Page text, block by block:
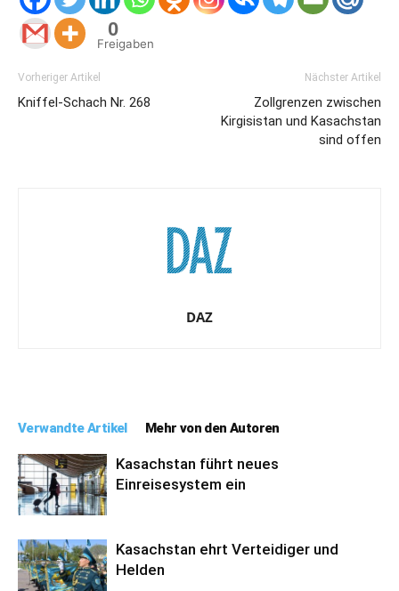
0
Freigaben
Vorheriger Artikel
Kniffel-Schach Nr. 268
Nächster Artikel
Zollgrenzen zwischen
Kirgisistan und Kasachstan
sind offen
DAZ
Verwandte Artikel Mehr von den Autoren
Kasachstan führt neues
Einreisesystem ein
Kasachstan ehrt Verteidiger und
Helden